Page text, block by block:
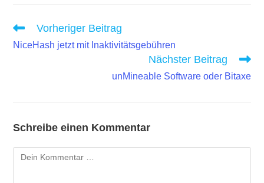
Weitere
ansehen
Vorheriger Beitrag
NiceHash jetzt mit Inaktivitätsgebühren
Nächster Beitrag
unMineable Software oder Bitaxe
Schreibe einen Kommentar
Kommentar